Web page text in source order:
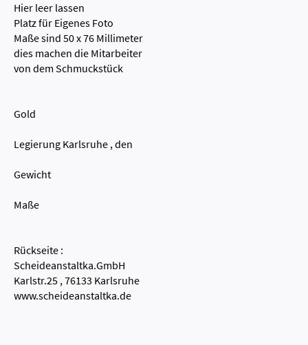
Hier leer lassen
Platz für Eigenes Foto
Maße sind 50 x 76 Millimeter
dies machen die Mitarbeiter
von dem Schmuckstück
Gold
Legierung Karlsruhe , den
Gewicht
Maße
Rückseite :
Scheideanstaltka.GmbH
Karlstr.25 , 76133 Karlsruhe
www.scheideanstaltka.de